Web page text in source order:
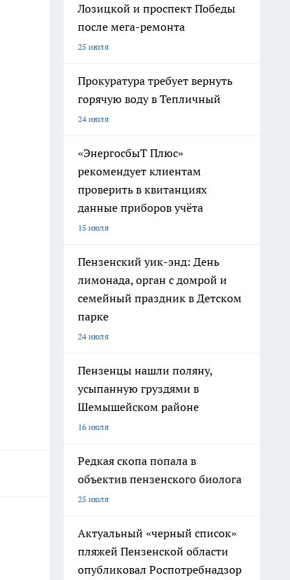
Лозицкой и проспект Победы
после мега-ремонта
25 июля
Прокуратура требует вернуть
горячую воду в Тепличный
24 июля
«ЭнергосбыТ Плюс»
рекомендует клиентам
проверить в квитанциях
данные приборов учёта
15 июля
Пензенский уик-энд: День
лимонада, орган с домрой и
семейный праздник в Детском
парке
24 июля
Пензенцы нашли поляну,
усыпанную груздями в
Шемышейском районе
16 июля
Редкая скопа попала в
объектив пензенского биолога
25 июля
Актуальный «черный список»
пляжей Пензенской области
опубликовал Роспотребнадзор